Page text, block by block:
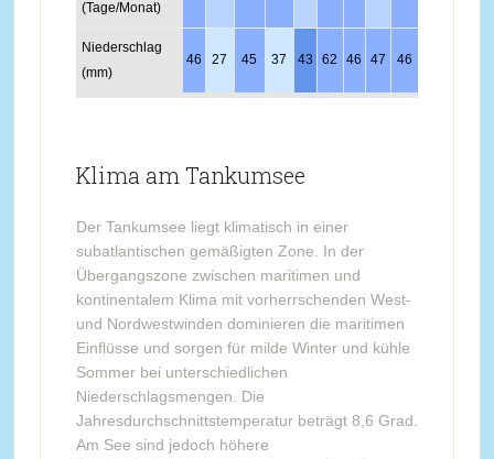
(Tage/Monat)
Niederschlag
(mm)
46 27 45 37 43 62 46 47 46
Klima am Tankumsee
Der Tankumsee liegt klimatisch in einer
subatlantischen gemäßigten Zone. In der
Übergangszone zwischen maritimen und
kontinentalem Klima mit vorherrschenden West-
und Nordwestwinden dominieren die maritimen
Einflüsse und sorgen für milde Winter und kühle
Sommer bei unterschiedlichen
Niederschlagsmengen. Die
Jahresdurchschnittstemperatur beträgt 8,6 Grad.
Am See sind jedoch höhere